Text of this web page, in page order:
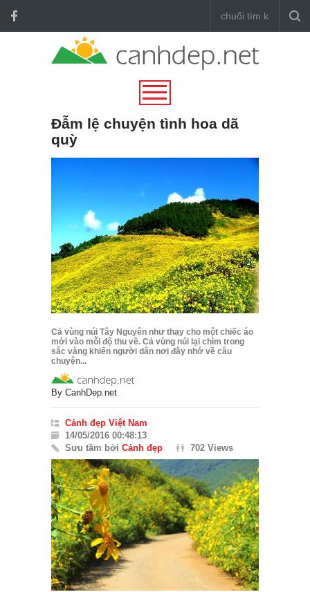
Đẫm lệ chuyện tình hoa dã
quỳ
Cả vùng núi Tây Nguyên như thay cho một chiếc áo
mới vào mỗi độ thu về. Cả vùng núi lại chìm trong
sắc vàng khiến người dân nơi đây nhớ về câu
chuyện...
By CanhDep.net
Cảnh đẹp Việt Nam
14/05/2016 00:48:13
Sưu tầm bởi Cảnh đẹp 702 Views